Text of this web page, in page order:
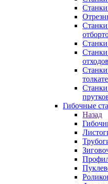
Станки
отходов
Станки
Гибочные
Назад